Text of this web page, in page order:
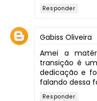
Responder
Gabiss Oliveira
Amei a
transição é
dedicação e
falando dessa
Responder